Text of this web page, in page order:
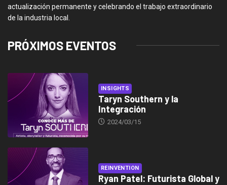
actualización permanente y celebrando el trabajo extraordinario
de la industria local.
PRÓXIMOS EVENTOS
INSIGHTS
Taryn Southern y la
Integración
2024/03/15
REINVENTION
Ryan Patel: Futurista Global y